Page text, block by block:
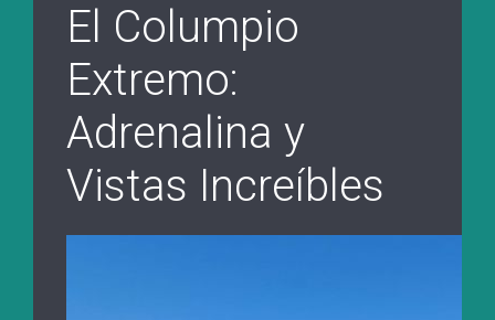
El Columpio
Extremo:
Adrenalina y
Vistas Increíbles